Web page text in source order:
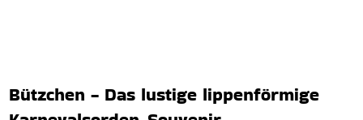
Bützchen - Das lustige lippenförmige